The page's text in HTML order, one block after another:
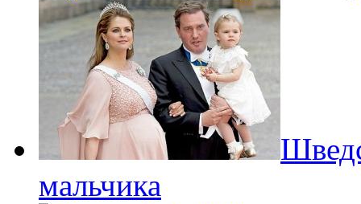
мальчика